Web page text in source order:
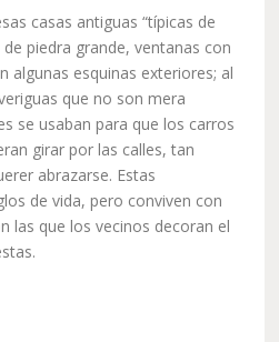
casas antiguas “típicas de
piedra grande, ventanas con
algunas esquinas exteriores; al
que no son mera
se usaban para que los carros
girar por las calles, tan
abrazarse. Estas
de vida, pero conviven con
las que los vecinos decoran el